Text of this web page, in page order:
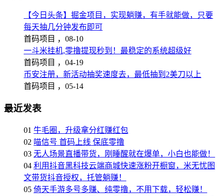
【今日头条】掘金项目，实现躺赚，有手就能做，只要
每天抽几分钟发布即可
首码项目 ， 08-10
一斗米挂机,零撸提现秒到！最稳定的系统超级好
首码项目 ， 04-19
币安注册，新活动抽奖速度去，最低抽到2美刀以上
首码项目 ， 05-14
最近发表
01 牛毛圈，升级拿分红赚红包
02 喵信号 首码上线 保底零撸
03 无人场景直播带货，刚睡醒就在爆单，小白也能做！
04 利用抖音黑科技云端商城快速涨粉开橱窗，米无忧图
文带货抖音授权，托管躺赚！
05 倚天手游多号多赚、纯零撸，不用下载，轻松赚！